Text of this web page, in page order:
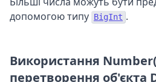
допомогою типу BigInt .
Використання
перетворення об'єкта